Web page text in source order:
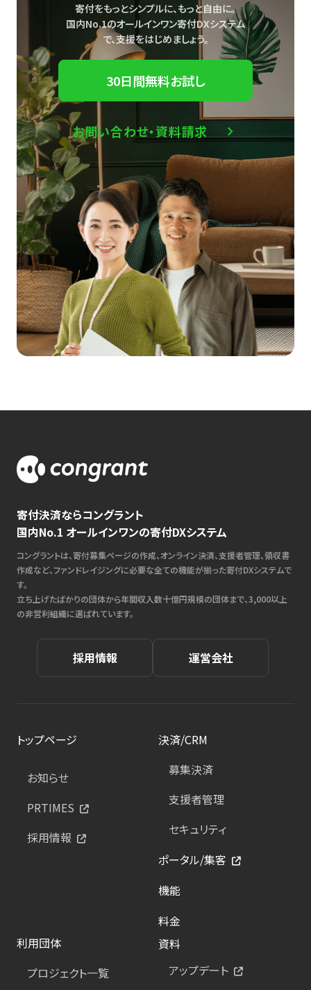
寄付をもっとシンプルに、もっと自由に。
国内No.1のオールインワン寄付DXシステム
で、支援をはじめましょう。
30日間無料お試し
お問い合わせ・資料請求
寄付決済ならコングラント
国内No.1 オールインワンの寄付DXシステム
コングラントは、寄付募集ページの作成、オンライン決済、支援者管理、領収書
作成など、ファンドレイジングに必要な全ての機能が揃った寄付DXシステムで
す。
立ち上げたばかりの団体から年間収入数十億円規模の団体まで、3,000以上
の非営利組織に選ばれています。
採用情報 運営会社
トップページ
お知らせ
PRTIMES
採用情報
決済/CRM
募集決済
支援者管理
セキュリティ
ポータル/集客
機能
料金
利用団体
プロジェクト一覧
資料
アップデート